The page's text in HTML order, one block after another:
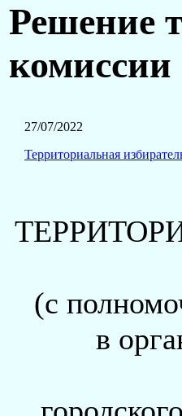
Решение
комиссии
27/07/2022
Территориальная
(с
в